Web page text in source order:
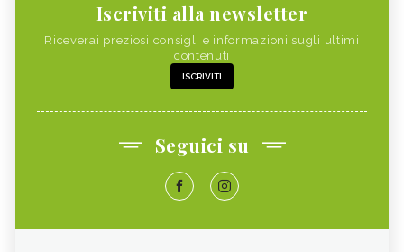
Iscriviti alla newsletter
Riceverai preziosi consigli e informazioni sugli ultimi
contenuti
ISCRIVITI
Seguici su